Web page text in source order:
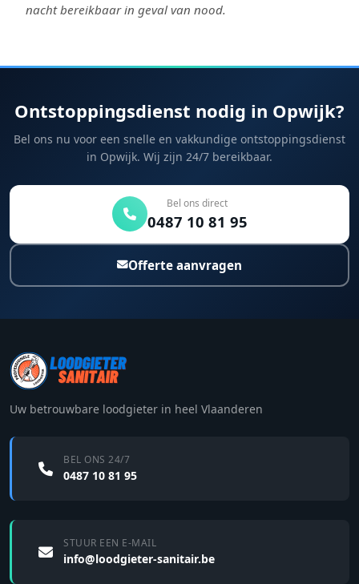
nacht bereikbaar in geval van nood.
Ontstoppingsdienst nodig in Opwijk?
Bel ons nu voor een snelle en vakkundige ontstoppingsdienst
in Opwijk. Wij zijn 24/7 bereikbaar.
Bel ons direct
0487 10 81 95
Offerte aanvragen
Uw betrouwbare loodgieter in heel Vlaanderen
BEL ONS 24/7
0487 10 81 95
STUUR EEN E-MAIL
info@loodgieter-sanitair.be